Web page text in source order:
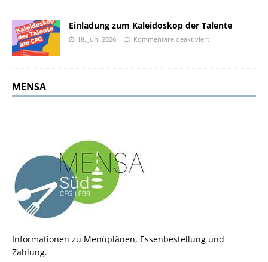
Einladung zum Kaleidoskop der Talente
18. Juni 2026 Kommentare deaktiviert
MENSA
Informationen zu Menüplänen, Essenbestellung und
Zahlung.